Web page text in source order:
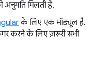
अनुमति मिलती है.
के लिए एक मॉड्यूल है.
करने के लिए ज़रूरी सभी